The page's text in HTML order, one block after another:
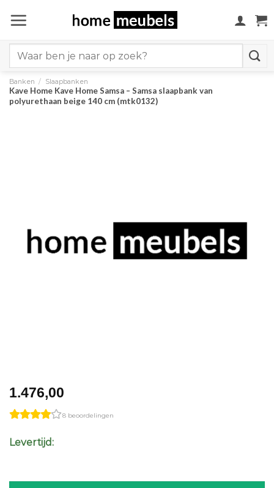
naar
for:
Banken / Slaapbanken
Kave Home Kave Home Samsa – Samsa slaapbank van
polyurethaan beige 140 cm (mtk0132)
1.476,00
8 beoordelingen
Levertijd: